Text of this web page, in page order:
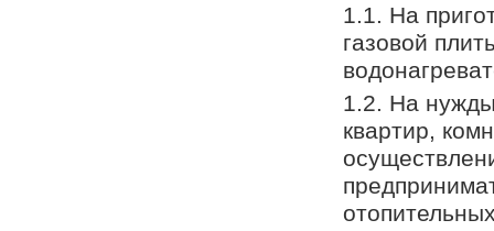
1.1. На
газовой
1.2. На
квартир,